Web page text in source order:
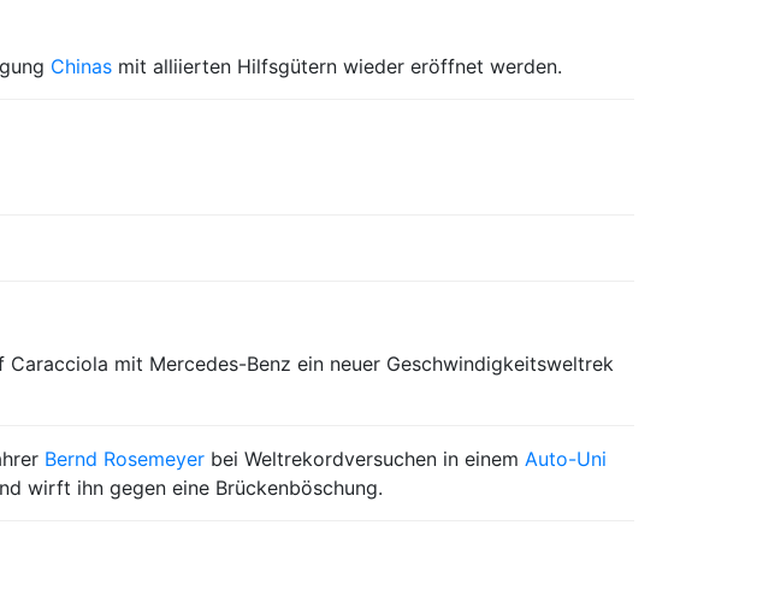
Chinas mit alliierten Hilfsgütern wieder eröffnet werden.
mit Mercedes-Benz ein neuer Geschwindigkeitsweltrek
Bernd Rosemeyer bei Weltrekordversuchen in einem Auto-Uni
wirft ihn gegen eine Brückenböschung.